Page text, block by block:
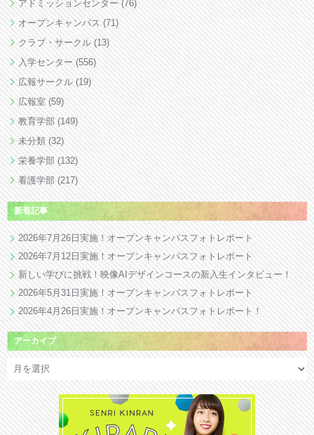
アドミッションセンター (76)
オープンキャンパス (71)
クラブ・サークル (13)
入学センター (556)
広報サークル (19)
広報室 (59)
教育学部 (149)
未分類 (32)
栄養学部 (132)
看護学部 (217)
新着記事
2026年7月26日実施！オープンキャンパスフォトレポート
2026年7月12日実施！オープンキャンパスフォトレポート
新しい学びに挑戦！映像AIデザインコースの新入生インタビュー！
2026年5月31日実施！オープンキャンパスフォトレポート
2026年4月26日実施！オープンキャンパスフォトレポート！
アーカイブ